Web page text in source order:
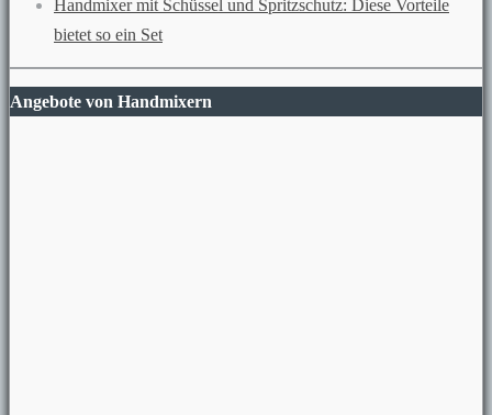
Handmixer mit Schüssel und Spritzschutz: Diese Vorteile
bietet so ein Set
Angebote von Handmixern